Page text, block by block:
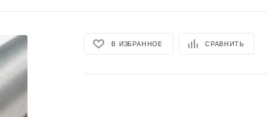
В ИЗБРАННОЕ СРАВНИТЬ